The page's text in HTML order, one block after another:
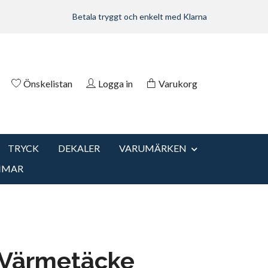
Betala tryggt och enkelt med Klarna
Önskelistan Logga in Varukorg
TRYCK DEKALER
VARUMÄRKEN